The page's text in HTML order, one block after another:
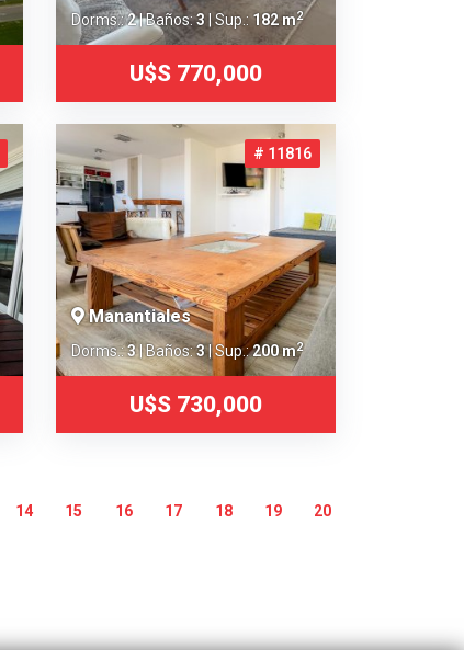
Dorms.:2| Baños:3 | Sup.: 182 m2
U$S 770,000
# 11816
Manantiales
Dorms.:3| Baños:3| Sup.:200 m2
U$S 730,000
14 15 16 17 18 19 20